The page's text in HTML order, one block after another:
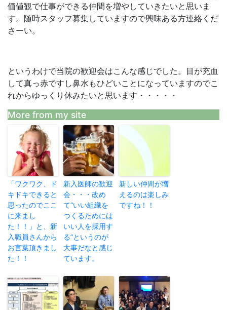
価値観で仕事ができる仲間を増やしていきたいと思いま
す。随時スタッフ募集していますので興味ある方連絡くだ
さーい。
というわけで当院の歓迎会はこんな感じでした。目が充血
して真っ赤ですし鼻水もひどいことになっていますのでこ
れからゆっくり休みたいと思います・・・・・
More from my site
「ワクワク、ド
キドキできると
思ったのでここ
に来まし
た！！」と、新
入職員さんから
お言葉頂きまし
た！！
新入医師の歓迎
会・・・改め
て”いい組織を
つくるためには
いい人を採用す
る”というのが
大事だなと感じ
ています。
新しい仲間が増
えるのは楽しみ
ですね！！